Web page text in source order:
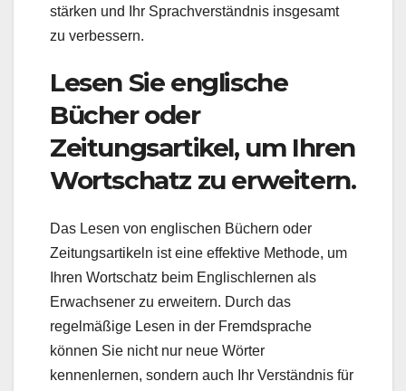
stärken und Ihr Sprachverständnis insgesamt
zu verbessern.
Lesen Sie englische
Bücher oder
Zeitungsartikel, um Ihren
Wortschatz zu erweitern.
Das Lesen von englischen Büchern oder
Zeitungsartikeln ist eine effektive Methode, um
Ihren Wortschatz beim Englischlernen als
Erwachsener zu erweitern. Durch das
regelmäßige Lesen in der Fremdsprache
können Sie nicht nur neue Wörter
kennenlernen, sondern auch Ihr Verständnis für